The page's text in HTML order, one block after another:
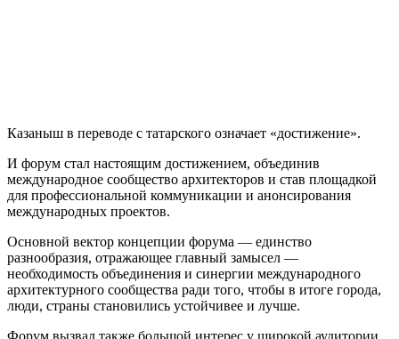
Казаныш в переводе с татарского означает «достижение».
И форум стал настоящим достижением, объединив
международное сообщество архитекторов и став площадкой
для профессиональной коммуникации и анонсирования
международных проектов.
Основной вектор концепции форума — единство
разнообразия, отражающее главный замысел —
необходимость объединения и синергии международного
архитектурного сообщества ради того, чтобы в итоге города,
люди, страны становились устойчивее и лучше.
Форум вызвал также большой интерес у широкой аудитории,